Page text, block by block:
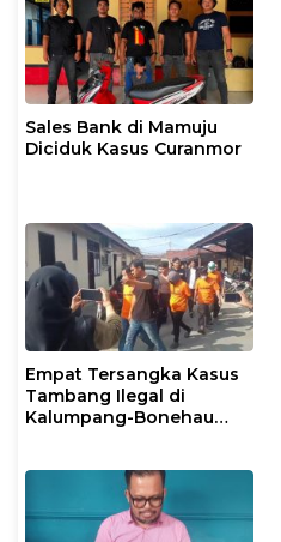
Sales Bank di Mamuju
Diciduk Kasus Curanmor
Empat Tersangka Kasus
Tambang Ilegal di
Kalumpang-Bonehau